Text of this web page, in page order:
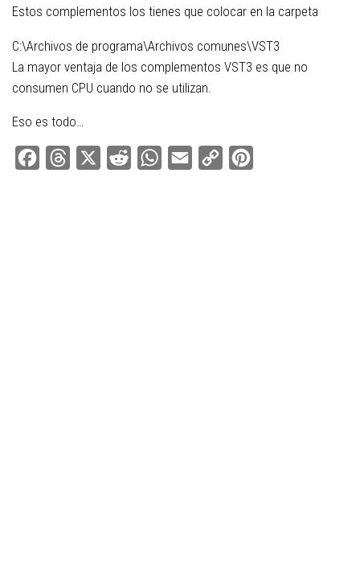
Estos complementos los tienes que colocar en la carpeta
C:\Archivos de programa\Archivos comunes\VST3
La mayor ventaja de los complementos VST3 es que no
consumen CPU cuando no se utilizan.
Eso es todo…
FacebookThreads Reddit WhatsApp
Email
Copy